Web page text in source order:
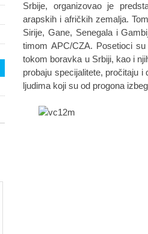
Srbije, organizovao je
arapskih i afričkih zemalja.
Sirije, Gane, Senegala i
timom APC/CZA. Posetioci
tokom boravka u Srbiji, kao i
probaju specijalitete, pročitaju
ljudima koji su od progona